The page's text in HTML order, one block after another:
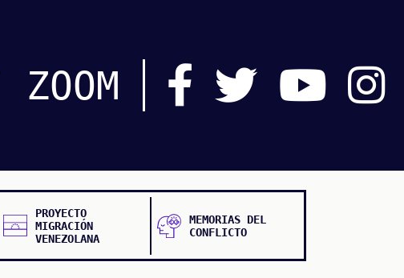
ZOOM
PROYECTO
MIGRACIÓN
VENEZOLANA
MEMORIAS DEL
CONFLICTO